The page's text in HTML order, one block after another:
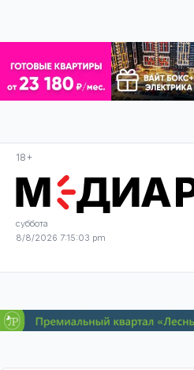
18+
суббота
8/8/2026 7:15:03 pm